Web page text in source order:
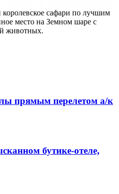
сафари по лучшим
место на Земном шаре с
животных.
прямым перелетом а/к
бутике-отеле,